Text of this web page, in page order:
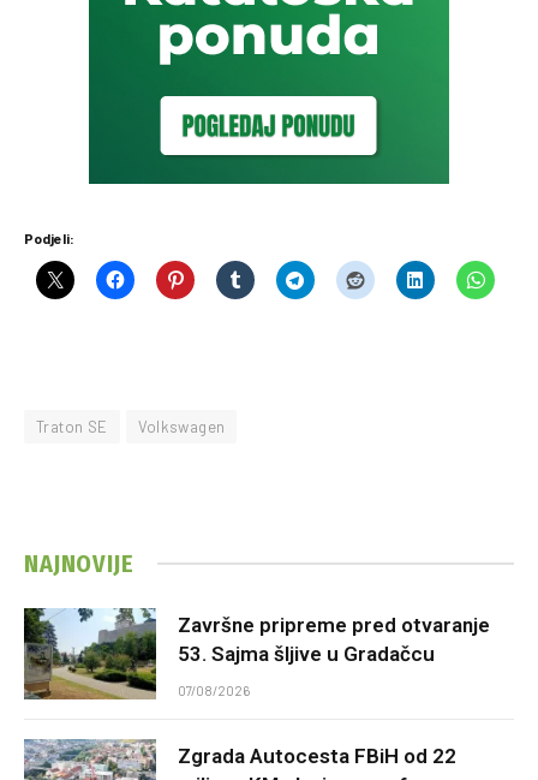
Podjeli:
Traton SE Volkswagen
NAJNOVIJE
Završne pripreme pred otvaranje
53. Sajma šljive u Gradačcu
07/08/2026
Zgrada Autocesta FBiH od 22